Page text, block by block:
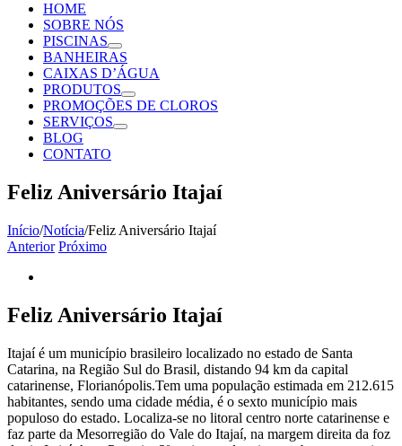
HOME
SOBRE NÓS
PISCINAS
BANHEIRAS
CAIXAS D’ÁGUA
PRODUTOS
PROMOÇÕES DE CLOROS
SERVIÇOS
BLOG
CONTATO
Feliz Aniversário Itajaí
Início/Notícia/Feliz Aniversário Itajaí
Anterior Próximo
Image
Feliz Aniversário Itajaí
Itajaí é um município brasileiro localizado no estado de Santa
Catarina, na Região Sul do Brasil, distando 94 km da capital
catarinense, Florianópolis.Tem uma população estimada em 212.615
habitantes, sendo uma cidade média, é o sexto município mais
populoso do estado. Localiza-se no litoral centro norte catarinense e
faz parte da Mesorregião do Vale do Itajaí, na margem direita da foz